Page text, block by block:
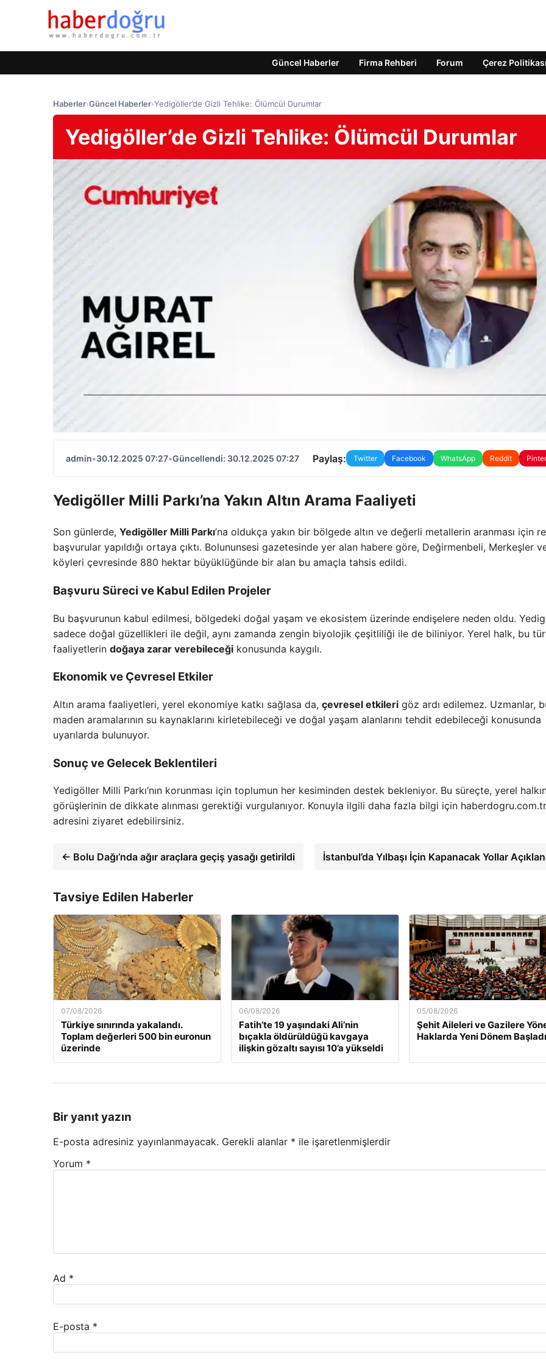
Güncel Haberler Firma Rehberi Forum Çerez Politikası
Haberler›Güncel Haberler›Yedigöller’de Gizli Tehlike: Ölümcül Durumlar
Yedigöller’de Gizli Tehlike: Ölümcül Durumlar
admin•30.12.2025 07:27•Güncellendi: 30.12.2025 07:27 Paylaş: Twitter Facebook WhatsApp Reddit
Yedigöller Milli Parkı’na Yakın Altın Arama Faaliyeti
Son günlerde, Yedigöller Milli Parkı’na oldukça yakın bir bölgede altın ve değerli metallerin aranması için
başvurular yapıldığı ortaya çıktı. Bolununsesi gazetesinde yer alan habere göre, Değirmenbeli, Merkeşler
köyleri çevresinde 880 hektar büyüklüğünde bir alan bu amaçla tahsis edildi.
Başvuru Süreci ve Kabul Edilen Projeler
Bu başvurunun kabul edilmesi, bölgedeki doğal yaşam ve ekosistem üzerinde endişelere neden oldu.
sadece doğal güzellikleri ile değil, aynı zamanda zengin biyolojik çeşitliliği ile de biliniyor. Yerel halk, bu tür
faaliyetlerin doğaya zarar verebileceği konusunda kaygılı.
Ekonomik ve Çevresel Etkiler
Altın arama faaliyetleri, yerel ekonomiye katkı sağlasa da, çevresel etkileri göz ardı edilemez. Uzmanlar,
maden aramalarının su kaynaklarını kirletebileceği ve doğal yaşam alanlarını tehdit edebileceği konusunda
uyarılarda bulunuyor.
Sonuç ve Gelecek Beklentileri
Yedigöller Milli Parkı’nın korunması için toplumun her kesiminden destek bekleniyor. Bu süreçte, yerel
görüşlerinin de dikkate alınması gerektiği vurgulanıyor. Konuyla ilgili daha fazla bilgi için haberdogru.com.tr
adresini ziyaret edebilirsiniz.
← Bolu Dağı’nda ağır araçlara geçiş yasağı getirildi İstanbul’da Yılbaşı İçin Kapanacak Yollar
Tavsiye Edilen Haberler
07/08/2026
Türkiye sınırında yakalandı.
Toplam değerleri 500 bin euronun
üzerinde
06/08/2026
Fatih’te 19 yaşındaki Ali’nin
bıçakla öldürüldüğü kavgaya
ilişkin gözaltı sayısı 10’a yükseldi
05/08/2026
Şehit Aileleri ve Gazilere
Haklarda Yeni Dönem Başladı
Bir yanıt yazın
E-posta adresiniz yayınlanmayacak. Gerekli alanlar * ile işaretlenmişlerdir
Yorum *
Ad *
E-posta *